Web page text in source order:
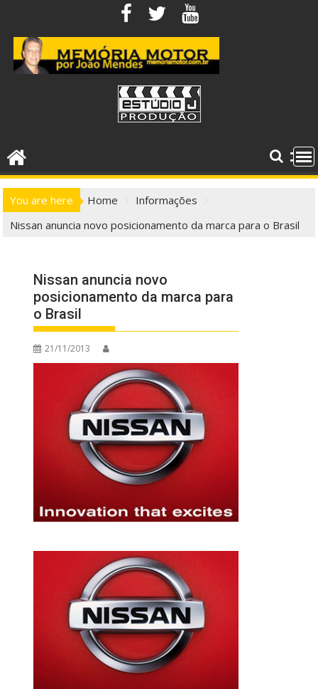
content
You are here Home
Informações
Nissan anuncia novo posicionamento da marca para o Brasil
Nissan anuncia novo
posicionamento da marca para
o Brasil
21/11/2013